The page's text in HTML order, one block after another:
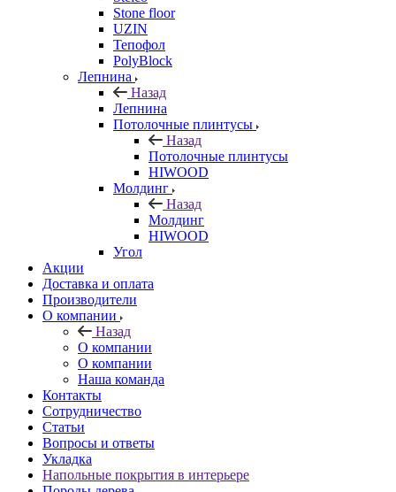
Stone floor
UZIN
Тепофол
PolyBlock
Лепнина
Назад
Лепнина
Потолочные плинтусы
Назад
Потолочные плинтусы
HIWOOD
Молдинг
Назад
Молдинг
HIWOOD
Угол
Акции
Доставка и оплата
Производители
О компании
Назад
О компании
О компании
Наша команда
Контакты
Сотрудничество
Статьи
Вопросы и ответы
Укладка
Напольные покрытия в интерьере